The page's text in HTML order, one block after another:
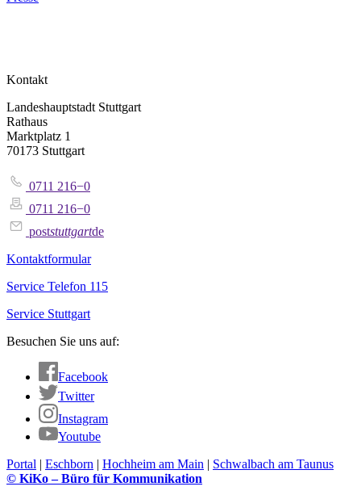
Kontakt
Landeshauptstadt Stuttgart
Rathaus
Marktplatz 1
70173 Stuttgart
0711 216−0
0711 216−0
poststuttgartde
Kontaktformular
Service Telefon 115
Service Stuttgart
Besuchen Sie uns auf:
Facebook
Twitter
Instagram
Youtube
Portal | Eschborn | Hochheim am Main | Schwalbach am Taunus
© KiKo – Büro für Kommunikation